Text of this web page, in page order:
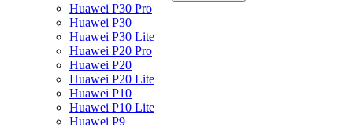
Huawei P30 Pro
Huawei P30
Huawei P30 Lite
Huawei P20 Pro
Huawei P20
Huawei P20 Lite
Huawei P10
Huawei P10 Lite
Huawei P9